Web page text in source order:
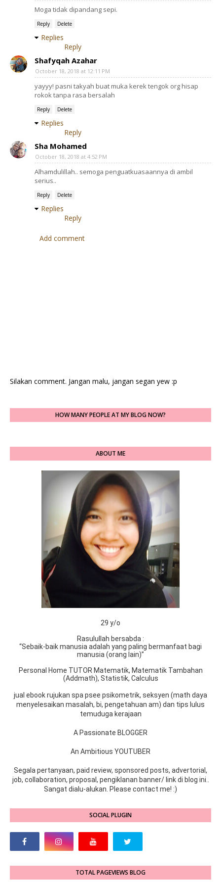
Moga tidak dipandang sepi.
Reply Delete
Replies
Reply
Shafyqah Azahar
October 18, 2018 at 12:11 PM
yayyy! pasni takyah buat muka kerek tengok org hisap
rokok tanpa rasa bersalah
Reply Delete
Replies
Reply
Sha Mohamed
October 18, 2018 at 4:52 PM
Alhamdulillah.. semoga penguatkuasaannya di ambil
serius..
Reply Delete
Replies
Reply
Add comment
Silakan comment. Jangan malu, jangan segan yew :p
HOW MANY PEOPLE AT MY BLOG NOW?
ABOUT ME
29 y/o
Rasulullah bersabda :
“Sebaik-baik manusia adalah yang paling bermanfaat bagi
manusia (orang lain)”
Personal Home TUTOR Matematik, Matematik Tambahan
(Addmath), Statistik, Calculus
jual ebook rujukan spa psee psikometrik, seksyen (math daya
menyelesaikan masalah, bi, pengetahuan am) dan tips lulus
temuduga kerajaan
A Passionate BLOGGER
An Ambitious YOUTUBER
Segala pertanyaan, paid review, sponsored posts, advertorial,
job, collaboration, proposal, pengiklanan banner/ link di blog ini..
Sangat dialu-alukan. Please contact me! :)
SOCIAL PLUGIN
TOTAL PAGEVIEWS BLOG